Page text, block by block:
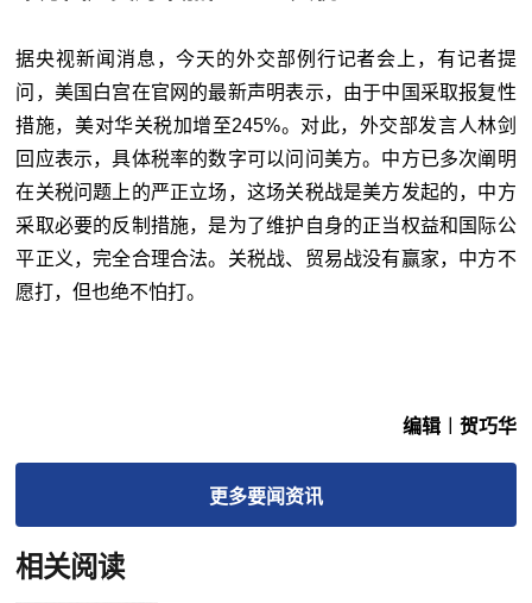
据央视新闻消息，今天的外交部例行记者会上，有记者提
问，美国白宫在官网的最新声明表示，由于中国采取报复性
措施，美对华关税加增至245%。对此， 外交部发言人林剑
回应表示，具体税率的数字可以问问美方。中方已多次阐明
在关税问题上的严正立场，这场关税战是美方发起的，中方
采取必要的反制措施，是为了维护自身的正当权益和国际公
平正义，完全合理合法。关税战、贸易战没有赢家，中方不
愿打，但也绝不怕打。
编辑︱贺巧华
更多要闻资讯
相关阅读